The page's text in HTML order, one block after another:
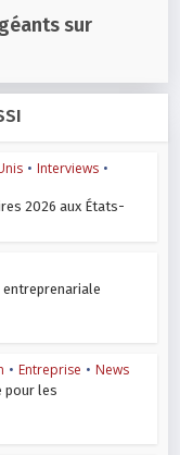
sur
• Interviews •
2026 aux États-
entreprenariale
• Entreprise • News
pour les